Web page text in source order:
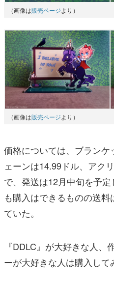
（画像は販売ページより）
（画像は販売ページより）
価格については、ブラン
ェーンは14.99ドル、アク
で、発送は12月中旬を予
も購入はできるものの送
ていた。
『DDLC』が大好きな人、
ーが大好きな人は購入して